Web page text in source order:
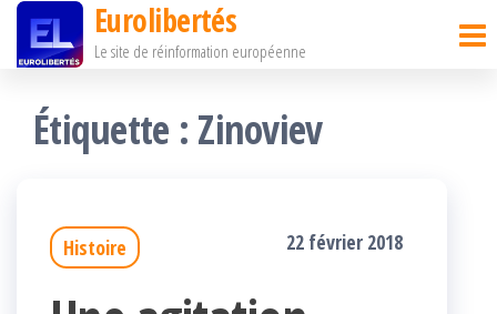
Passer
contenu
Eurolibertés
Le site de réinformation européenne
Étiquette : Zinoviev
Histoire 22 février 2018